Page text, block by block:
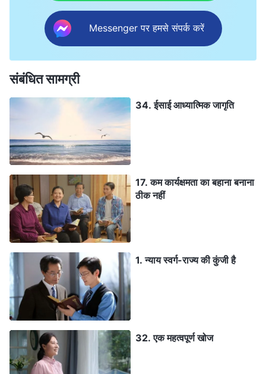
Messenger पर हमसे संपर्क करें
संबंधित सामग्री
34. ईसाई आध्यात्मिक जागृति
17. कम कार्यक्षमता का बहाना बनाना
ठीक नहीं
1. न्याय स्वर्ग-राज्य की कुंजी है
32. एक महत्वपूर्ण खोज